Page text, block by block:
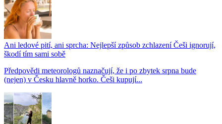
Ani ledové pití, ani sprcha: Nejlepší způsob zchlazení Češi ignorují,
škodí tím sami sobě
Předpovědi meteorologů naznačují, že i po zbytek srpna bude
(nejen) v Česku hlavně horko. Češi kupují...